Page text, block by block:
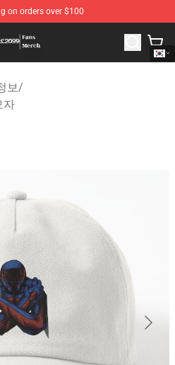
on orders over $100
- Official Demon Lord 2099
보/
자